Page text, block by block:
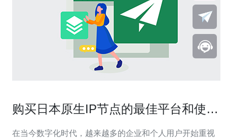
购买日本原生IP节点的最佳平台和使用
在当今数字化时代，越来越多的企业和个人用户开始重视